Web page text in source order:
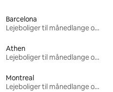
Barcelona
Lejeboliger til månedlange ophold
Athen
Lejeboliger til månedlange ophold
Montreal
Lejeboliger til månedlange ophold